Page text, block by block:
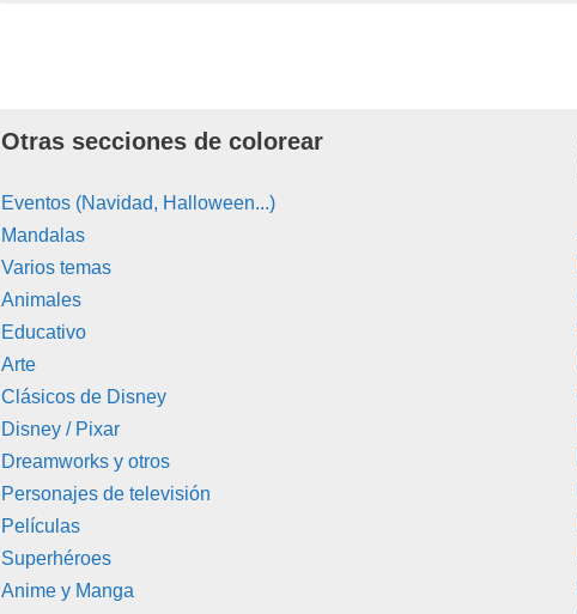
Otras secciones de colorear
Eventos (Navidad, Halloween...)
Mandalas
Varios temas
Animales
Educativo
Arte
Clásicos de Disney
Disney / Pixar
Dreamworks y otros
Personajes de televisión
Películas
Superhéroes
Anime y Manga